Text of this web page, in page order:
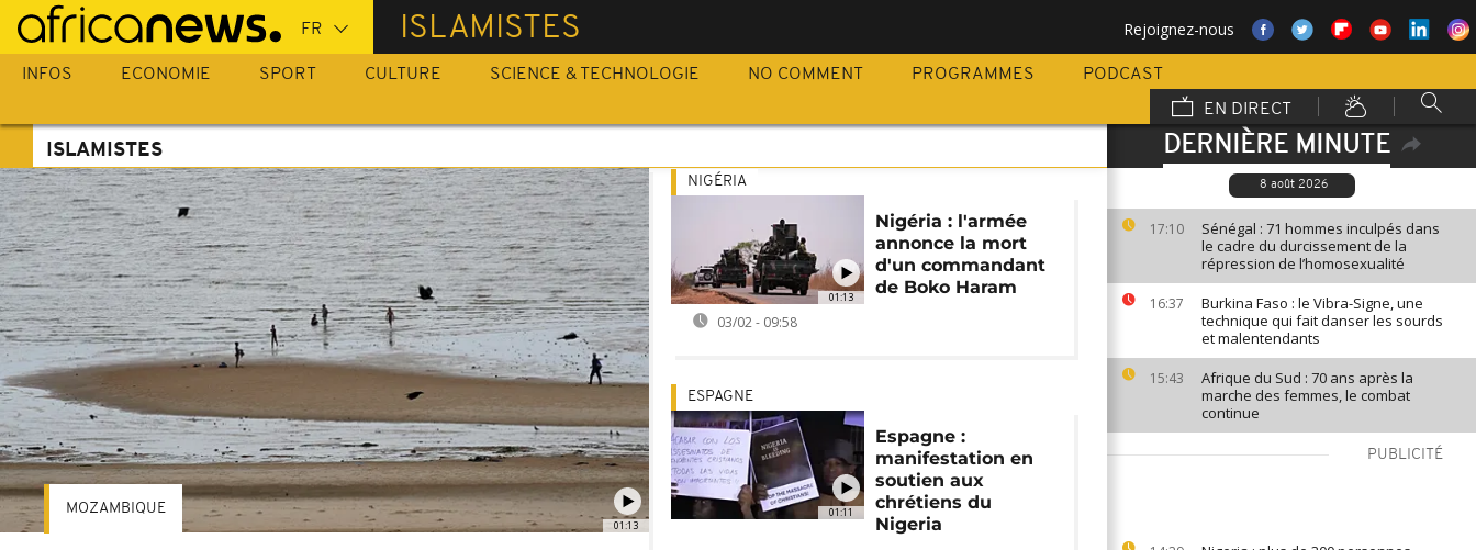
Passer
au
contenu
ISLAMISTES Rejoignez-nous
INFOS ECONOMIE SPORT CULTURE SCIENCE & TECHNOLOGIE NO COMMENT PROGRAMMES
PODCAST
EN DIRECT
DERNIÈRE MINUTE
8 août 2026
17:10
Sénégal : 71 hommes inculpés dans
le cadre du durcissement de la
répression de l’homosexualité
16:37
Burkina Faso : le Vibra-Signe, une
technique qui fait danser les sourds
et malentendants
15:43
Afrique du Sud : 70 ans après la
marche des femmes, le combat
continue
PUBLICITÉ
ISLAMISTES
01:13
MOZAMBIQUE
01:13
NIGÉRIA
Nigéria : l'armée
annonce la mort
d'un commandant
de Boko Haram
03/02 - 09:58
01:11
ESPAGNE
Espagne :
manifestation en
soutien aux
chrétiens du
Nigeria